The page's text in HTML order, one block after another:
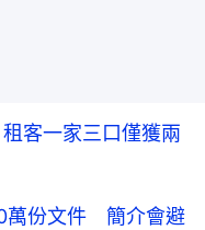
客一家三口僅獲兩
萬份文件 簡介會避